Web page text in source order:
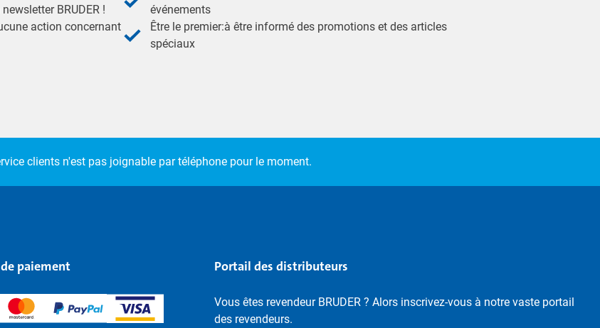
BRUDER !
action concernant
événements
Être le premier:à être informé des promotions et des articles
spéciaux
clients n'est pas joignable par téléphone pour le moment.
paiement Portail des distributeurs
Vous êtes revendeur BRUDER ? Alors inscrivez-vous à notre vaste portail
des revendeurs.